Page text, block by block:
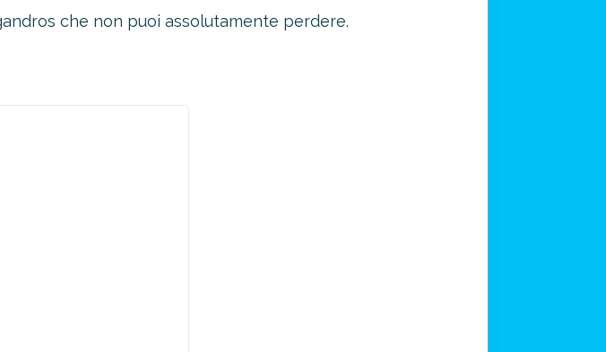
che non puoi assolutamente perdere.